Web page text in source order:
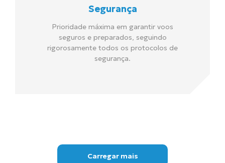
Segurança
Prioridade máxima em garantir voos
seguros e preparados, seguindo
rigorosamente todos os protocolos de
segurança.
Carregar mais